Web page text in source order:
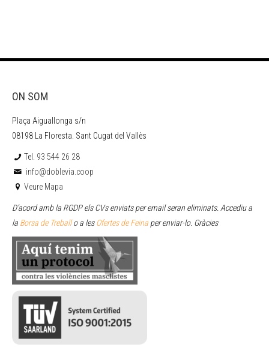
ON SOM
Plaça Aiguallonga s/n
08198 La Floresta. Sant Cugat del Vallès
Tel. 93 544 26 28
info@doblevia.coop
Veure Mapa
D’acord amb la RGDP els CVs enviats per email seran eliminats. Accediu a
la Borsa de Treballo a lesOfertes de Feina per enviar-lo. Gràcies